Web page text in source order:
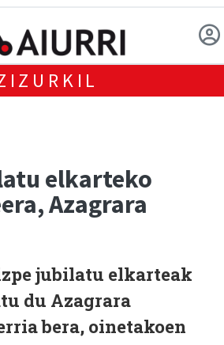
elkarteko
Azagrara
jubilatu elkarteak
du Azagrara
bera, oinetakoen